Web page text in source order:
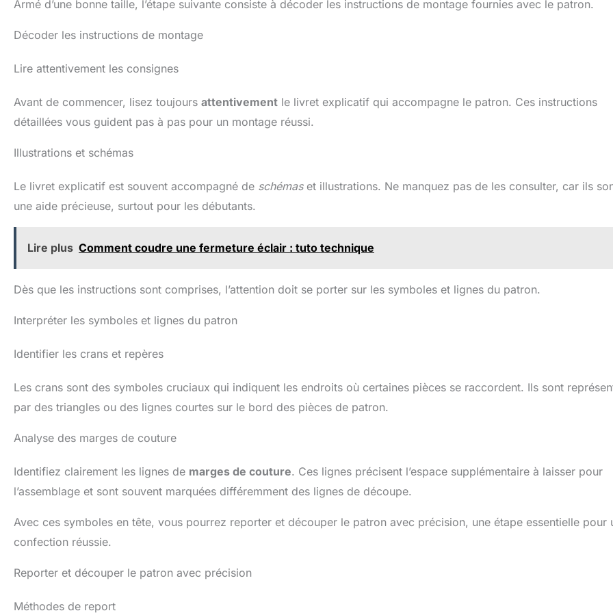
Armé d’une bonne taille, l’étape suivante consiste à décoder les instructions de montage fournies avec le patron.
Décoder les instructions de montage
Lire attentivement les consignes
Avant de commencer, lisez toujours attentivement le livret explicatif qui accompagne le patron. Ces instructions
détaillées vous guident pas à pas pour un montage réussi.
Illustrations et schémas
Le livret explicatif est souvent accompagné de schémaset illustrations. Ne manquez pas de les consulter, car ils
une aide précieuse, surtout pour les débutants.
Lire plus Comment coudre une fermeture éclair : tuto technique
Dès que les instructions sont comprises, l’attention doit se porter sur les symboles et lignes du patron.
Interpréter les symboles et lignes du patron
Identifier les crans et repères
Les crans sont des symboles cruciaux qui indiquent les endroits où certaines pièces se raccordent. Ils sont
par des triangles ou des lignes courtes sur le bord des pièces de patron.
Analyse des marges de couture
Identifiez clairement les lignes de marges de couture. Ces lignes précisent l’espace supplémentaire à laisser pour
l’assemblage et sont souvent marquées différemment des lignes de découpe.
Avec ces symboles en tête, vous pourrez reporter et découper le patron avec précision, une étape essentielle pour
confection réussie.
Reporter et découper le patron avec précision
Méthodes de report